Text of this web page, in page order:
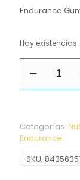
Endurance
Hay existencias
Gumbar
Raspberry
cantidad
Categorías:
Endurance
SKU: